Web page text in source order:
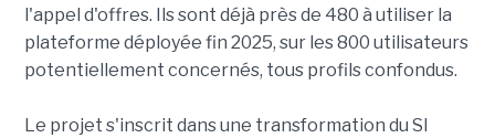
l'appel d'offres. Ils sont déjà près de 480 à utiliser la
plateforme déployée fin 2025, sur les 800 utilisateurs
potentiellement concernés, tous profils confondus.
Le projet s'inscrit dans une transformation du SI